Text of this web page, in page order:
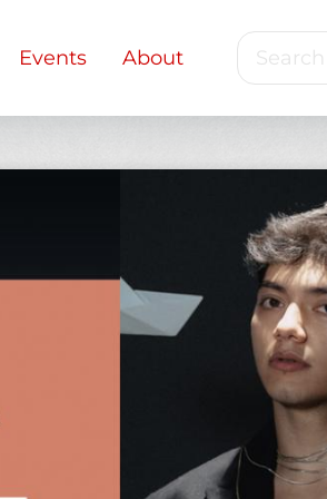
Main
navigation
Events About
Search